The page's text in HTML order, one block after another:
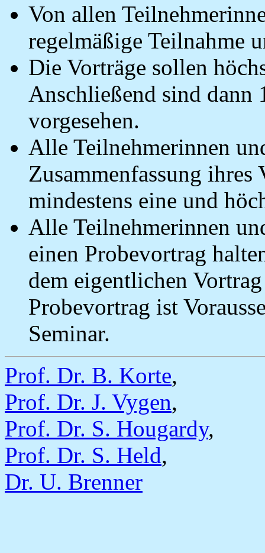
Von allen
regelmäßige Teilnahme
Die Vorträge sollen
Anschließend sind
vorgesehen.
Alle Teilnehmerinnen
Zusammenfassung
mindestens eine und
Alle Teilnehmerinnen
einen Probevortrag
dem eigentlichen
Probevortrag ist
Seminar.
Prof. Dr. B. Korte,
Prof. Dr. J. Vygen,
Prof. Dr. S. Hougardy,
Prof. Dr. S. Held,
Dr. U. Brenner